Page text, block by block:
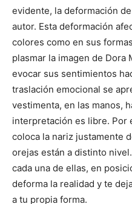
evidente, la deformación
autor. Esta deformación
colores como en sus
plasmar la imagen de Dora
evocar sus sentimientos
traslación emocional se
vestimenta, en las manos,
interpretación es libre. Por
coloca la nariz justamente
orejas están a distinto
cada una de ellas, en
deforma la realidad y te
a tu propia forma.